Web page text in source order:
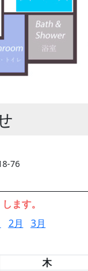
76
ます。
2月 3月
木